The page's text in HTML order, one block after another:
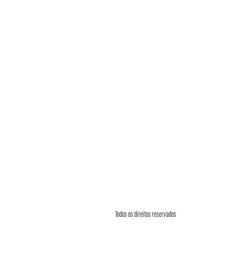
Todos os direitos reservados